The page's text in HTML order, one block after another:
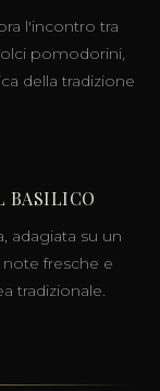
l'incontro tra
pomodorini,
della tradizione
BASILICO
adagiata su un
fresche e
tradizionale.